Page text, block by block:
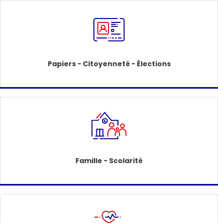
Papiers - Citoyenneté - Élections
Famille - Scolarité